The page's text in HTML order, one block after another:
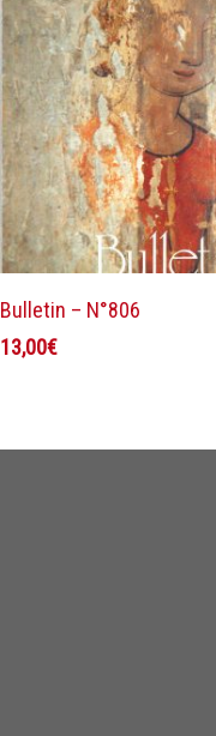
Ajouter au
Bulletin – N°806
13,00€